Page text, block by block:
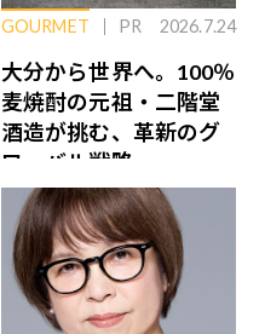
GOURMET PR 2026.7.24
大分から世界へ。100％
麦焼酎の元祖・二階堂
酒造が挑む、革新のグ
ローバル戦略